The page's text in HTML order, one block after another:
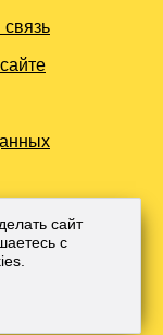
старше 18 лет.
в сети
с
сайт
с